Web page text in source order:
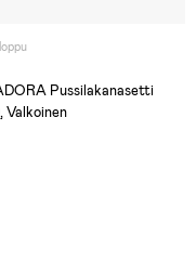
Pussilakanasetti
Valkoinen